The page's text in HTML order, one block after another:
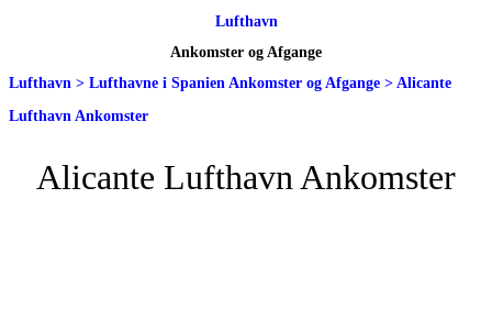
Lufthavn
Ankomster og Afgange
Lufthavn > Lufthavne i Spanien Ankomster og Afgange > Alicante
Lufthavn Ankomster
Alicante Lufthavn Ankomster